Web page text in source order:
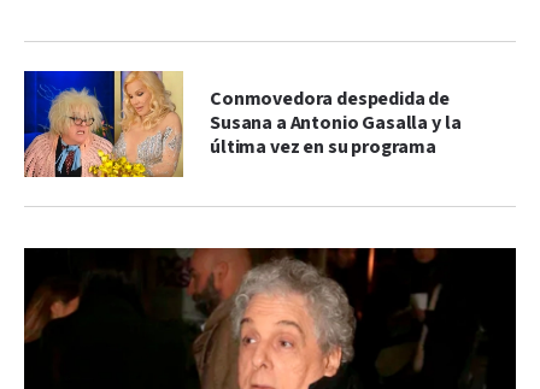
Conmovedora despedida de
Susana a Antonio Gasalla y la
última vez en su programa